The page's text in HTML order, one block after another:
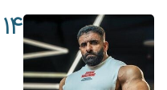
۱۴